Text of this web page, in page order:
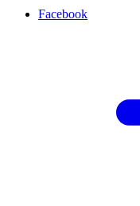
Facebook